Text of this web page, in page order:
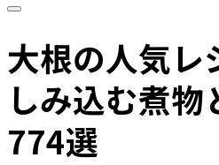
大根の人気レ
しみ込む煮物
774選